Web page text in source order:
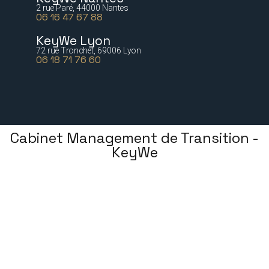
2 rue Paré, 44000 Nantes
06 16 47 67 88
KeyWe Lyon
72 rue Tronchet, 69006 Lyon
06 18 71 76 60
Cabinet Management de Transition -
KeyWe